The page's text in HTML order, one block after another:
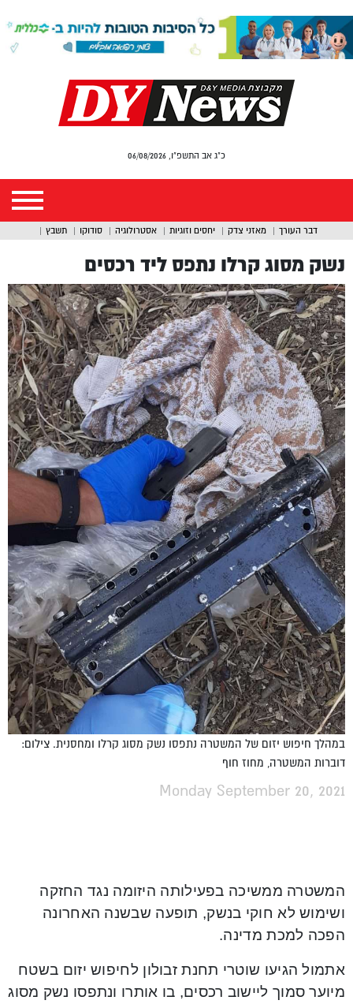
כ"ג אב התשפ"ו, 06/08/2026
דבר העורך מאזני צדק יחסים וזוגיות אסטרולוגיה סודוקו תשבץ
נשק מסוג קרלו נתפס ליד רכסים
במהלך חיפוש יזום של המשטרה נתפסו נשק מסוג קרלו ומחסנית. צילום:
דוברות המשטרה, מחוז חוף
Monday September 20, 2021
המשטרה ממשיכה בפעילותה היזומה נגד החזקה
ושימוש לא חוקי בנשק, תופעה שבשנה האחרונה
הפכה למכת מדינה.
אתמול הגיעו שוטרי תחנת זבולון לחיפוש יזום בשטח
מיוער סמוך ליישוב רכסים, בו אותרו ונתפסו נשק מסוג